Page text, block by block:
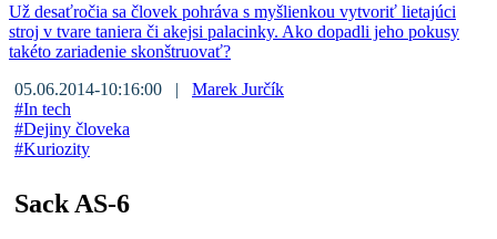
Už desaťročia sa človek pohráva s myšlienkou vytvoriť lietajúci
stroj v tvare taniera či akejsi palacinky. Ako dopadli jeho pokusy
takéto zariadenie skonštruovať?
05.06.2014-10:16:00 | Marek Jurčík
#In tech
#Dejiny človeka
#Kuriozity
Sack AS-6